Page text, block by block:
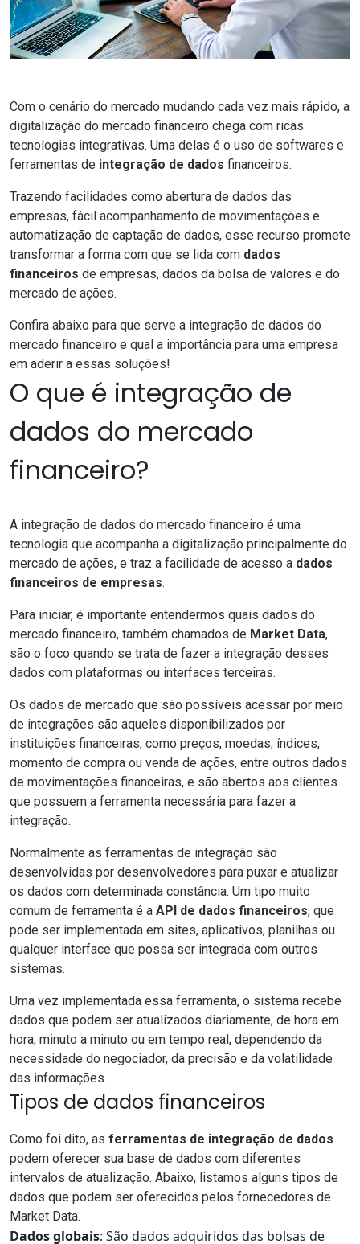
Com o cenário do mercado mudando cada vez mais rápido, a
digitalização do mercado financeiro chega com ricas
tecnologias integrativas. Uma delas é o uso de softwares e
ferramentas de integração de dados financeiros.
Trazendo facilidades como abertura de dados das
empresas, fácil acompanhamento de movimentações e
automatização de captação de dados, esse recurso promete
transformar a forma com que se lida com dados
financeiros de empresas, dados da bolsa de valores e do
mercado de ações.
Confira abaixo para que serve a integração de dados do
mercado financeiro e qual a importância para uma empresa
em aderir a essas soluções!
O que é integração de
dados do mercado
financeiro?
A integração de dados do mercado financeiro é uma
tecnologia que acompanha a digitalização principalmente do
mercado de ações, e traz a facilidade de acesso a dados
financeiros de empresas.
Para iniciar, é importante entendermos quais dados do
mercado financeiro, também chamados de Market Data,
são o foco quando se trata de fazer a integração desses
dados com plataformas ou interfaces terceiras.
Os dados de mercado que são possíveis acessar por meio
de integrações são aqueles disponibilizados por
instituições financeiras, como preços, moedas, índices,
momento de compra ou venda de ações, entre outros dados
de movimentações financeiras, e são abertos aos clientes
que possuem a ferramenta necessária para fazer a
integração.
Normalmente as ferramentas de integração são
desenvolvidas por desenvolvedores para puxar e atualizar
os dados com determinada constância. Um tipo muito
comum de ferramenta é a API de dados financeiros, que
pode ser implementada em sites, aplicativos, planilhas ou
qualquer interface que possa ser integrada com outros
sistemas.
Uma vez implementada essa ferramenta, o sistema recebe
dados que podem ser atualizados diariamente, de hora em
hora, minuto a minuto ou em tempo real, dependendo da
necessidade do negociador, da precisão e da volatilidade
das informações.
Tipos de dados financeiros
Como foi dito, as ferramentas de integração de dados
podem oferecer sua base de dados com diferentes
intervalos de atualização. Abaixo, listamos alguns tipos de
dados que podem ser oferecidos pelos fornecedores de
Market Data.
Dados globais: São dados adquiridos das bolsas de